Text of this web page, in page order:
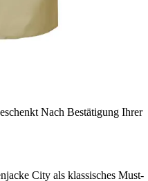
Nach Bestätigung Ihrer
City als klassisches Must-